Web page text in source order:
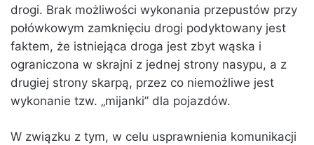
drogi. Brak możliwości wykonania przepustów przy
połówkowym zamknięciu drogi podyktowany jest
faktem, że istniejąca droga jest zbyt wąska i
ograniczona w skrajni z jednej strony nasypu, a z
drugiej strony skarpą, przez co niemożliwe jest
wykonanie tzw. „mijanki” dla pojazdów.
W związku z tym, w celu usprawnienia komunikacji